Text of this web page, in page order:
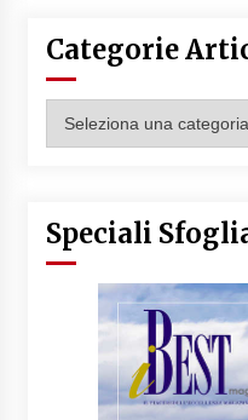
Categorie
Articoli
Speciali